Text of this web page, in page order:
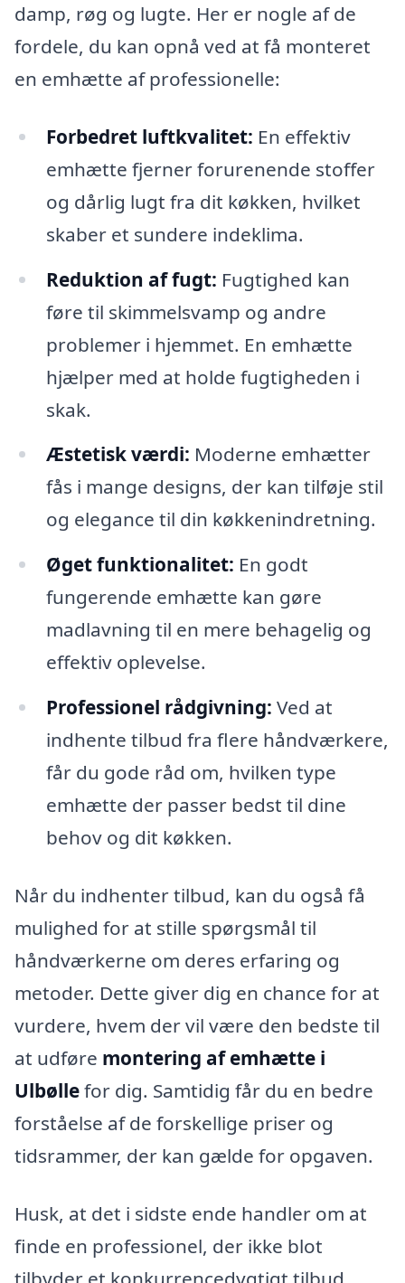
damp, røg og lugte. Her er nogle af de
fordele, du kan opnå ved at få monteret
en emhætte af professionelle:
Forbedret luftkvalitet: En effektiv
emhætte fjerner forurenende stoffer
og dårlig lugt fra dit køkken, hvilket
skaber et sundere indeklima.
Reduktion af fugt: Fugtighed kan
føre til skimmelsvamp og andre
problemer i hjemmet. En emhætte
hjælper med at holde fugtigheden i
skak.
Æstetisk værdi: Moderne emhætter
fås i mange designs, der kan tilføje stil
og elegance til din køkkenindretning.
Øget funktionalitet: En godt
fungerende emhætte kan gøre
madlavning til en mere behagelig og
effektiv oplevelse.
Professionel rådgivning: Ved at
indhente tilbud fra flere håndværkere,
får du gode råd om, hvilken type
emhætte der passer bedst til dine
behov og dit køkken.
Når du indhenter tilbud, kan du også få
mulighed for at stille spørgsmål til
håndværkerne om deres erfaring og
metoder. Dette giver dig en chance for at
vurdere, hvem der vil være den bedste til
at udføre montering af emhætte i
Ulbøllefor dig. Samtidig får du en bedre
forståelse af de forskellige priser og
tidsrammer, der kan gælde for opgaven.
Husk, at det i sidste ende handler om at
finde en professionel, der ikke blot